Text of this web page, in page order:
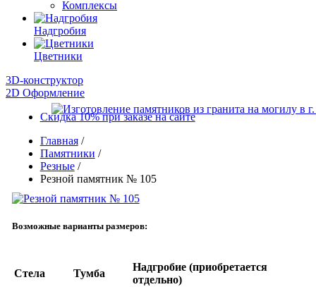
Комплексы
Надгробия
Цветники
3D-конструктор
2D Оформление
Скидка 10% при заказе на сайте
Главная /
Памятники /
Резные /
Резной памятник № 105
Возможные варианты размеров:
Стела Тумба
Надгробие (приобретается
отдельно)